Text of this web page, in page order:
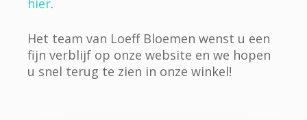
hier.
Het team van Loeff Bloemen wenst u een
fijn verblijf op onze website en we hopen
u snel terug te zien in onze winkel!